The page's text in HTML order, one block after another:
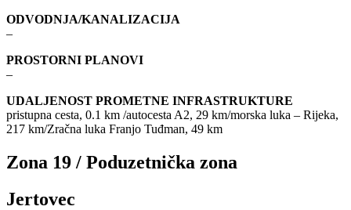
ODVODNJA/KANALIZACIJA
–
PROSTORNI PLANOVI
–
UDALJENOST PROMETNE INFRASTRUKTURE
pristupna cesta, 0.1 km /autocesta A2, 29 km/morska luka – Rijeka,
217 km/Zračna luka Franjo Tuđman, 49 km
Zona 19 / Poduzetnička zona
Jertovec